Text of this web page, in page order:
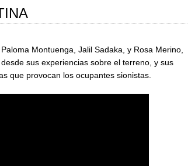
Montuenga, Jalil Sadaka, y Rosa Merino,
sus experiencias sobre el terreno, y sus
que provocan los ocupantes sionistas.